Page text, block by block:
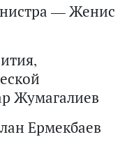
— Женис
Жумагалиев
Ермекбаев